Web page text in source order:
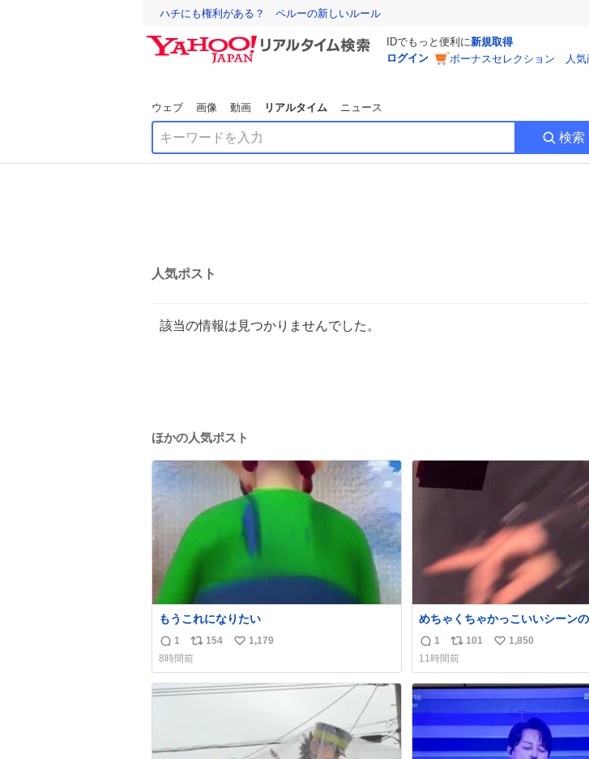
ハチにも権利がある？ ペルーの新しいルール
IDでもっと便利に新規取得
ログイン
ボーナスセレクション 人気
ウェブ 画像 動画 リアルタイム ニュース
検索
人気ポスト
該当の情報は見つかりませんでした。
ほかの人気ポスト
もうこれになりたい
返
信
数
1
リ
ポ
ス
ト
154
い
ね
1,179
8時間前
めちゃくちゃかっこいいシーン
けど、表情が猫の威嚇みたいに見
首の血管浮き出てるのガチで神。
返
信
数
1
リ
ポ
ス
ト
数
101
い
ね
数
1,850
11時間前